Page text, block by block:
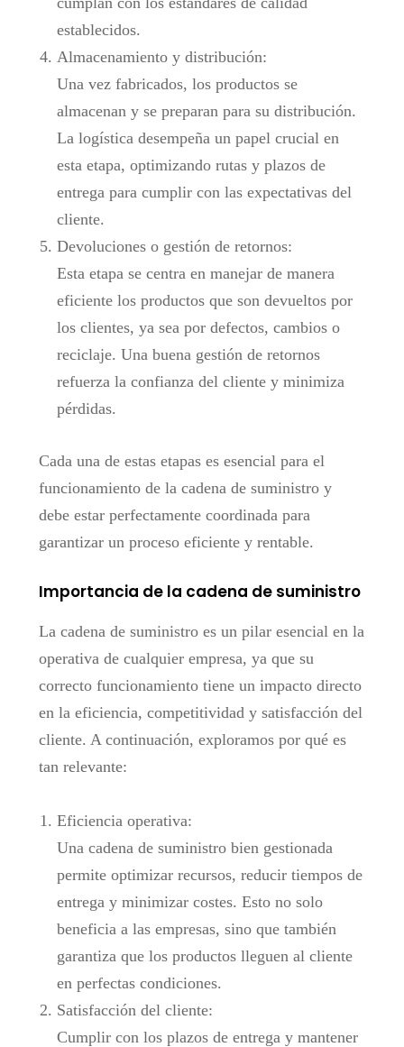
establecidos.
Almacenamiento y distribución:
Una vez fabricados, los productos se
almacenan y se preparan para su distribución.
La logística desempeña un papel crucial en
esta etapa, optimizando rutas y plazos de
entrega para cumplir con las expectativas del
cliente.
Devoluciones o gestión de retornos:
Esta etapa se centra en manejar de manera
eficiente los productos que son devueltos por
los clientes, ya sea por defectos, cambios o
reciclaje. Una buena gestión de retornos
refuerza la confianza del cliente y minimiza
pérdidas.
Cada una de estas etapas es esencial para el
funcionamiento de la cadena de suministro y
debe estar perfectamente coordinada para
garantizar un proceso eficiente y rentable.
Importancia de la cadena de suministro
La cadena de suministro es un pilar esencial en la
operativa de cualquier empresa, ya que su
correcto funcionamiento tiene un impacto directo
en la eficiencia, competitividad y satisfacción del
cliente. A continuación, exploramos por qué es
tan relevante:
Eficiencia operativa:
Una cadena de suministro bien gestionada
permite optimizar recursos, reducir tiempos de
entrega y minimizar costes. Esto no solo
beneficia a las empresas, sino que también
garantiza que los productos lleguen al cliente
en perfectas condiciones.
Satisfacción del cliente:
Cumplir con los plazos de entrega y mantener